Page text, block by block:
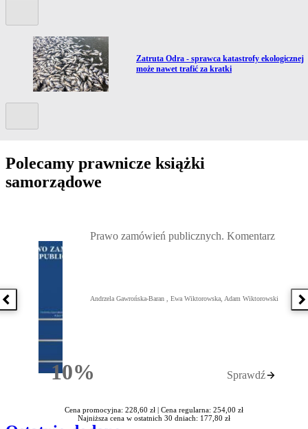
Przejdź do artykułu:
Zatruta Odra - sprawca katastrofy ekologicznej
może nawet trafić za kratki
Polecamy prawnicze książki
samorządowe
Poprzednia książka
10%Rabatu
Prawo zamówień publicznych. Komentarz
Andrzela Gawrońska-Baran , Ewa Wiktorowska, Adam Wiktorowski
Sprawdź
Cena promocyjna: 228,60 zł | Cena regularna: 254,00 zł
Najniższa cena w ostatnich 30 dniach: 177,80 zł